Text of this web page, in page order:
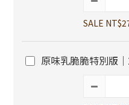
SALE
原味乳脆脆特別版